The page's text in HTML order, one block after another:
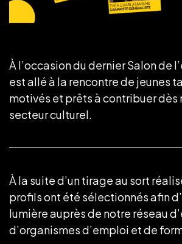
À l’occasion du dernier Salon de
est allé à la rencontre de jeunes
motivés et prêts à contribuer dès
secteur culturel.
À la suite d’un tirage au sort
profils ont été sélectionnés afin
lumière auprès de notre réseau
d’organismes d’emploi et de